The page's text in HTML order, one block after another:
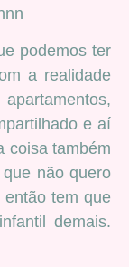
podemos ter
a realidade
e aí
coisa também
não quero
então tem que
demais.